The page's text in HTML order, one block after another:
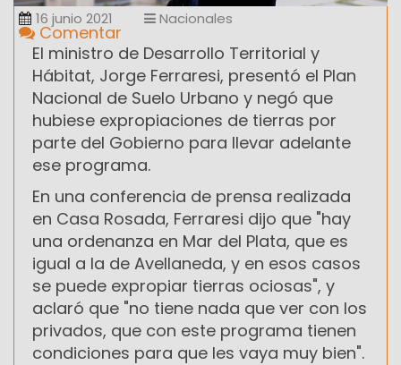
16 junio 2021 Nacionales
Comentar
El ministro de Desarrollo Territorial y
Hábitat, Jorge Ferraresi, presentó el Plan
Nacional de Suelo Urbano y negó que
hubiese expropiaciones de tierras por
parte del Gobierno para llevar adelante
ese programa.
En una conferencia de prensa realizada
en Casa Rosada, Ferraresi dijo que "hay
una ordenanza en Mar del Plata, que es
igual a la de Avellaneda, y en esos casos
se puede expropiar tierras ociosas", y
aclaró que "no tiene nada que ver con los
privados, que con este programa tienen
condiciones para que les vaya muy bien".